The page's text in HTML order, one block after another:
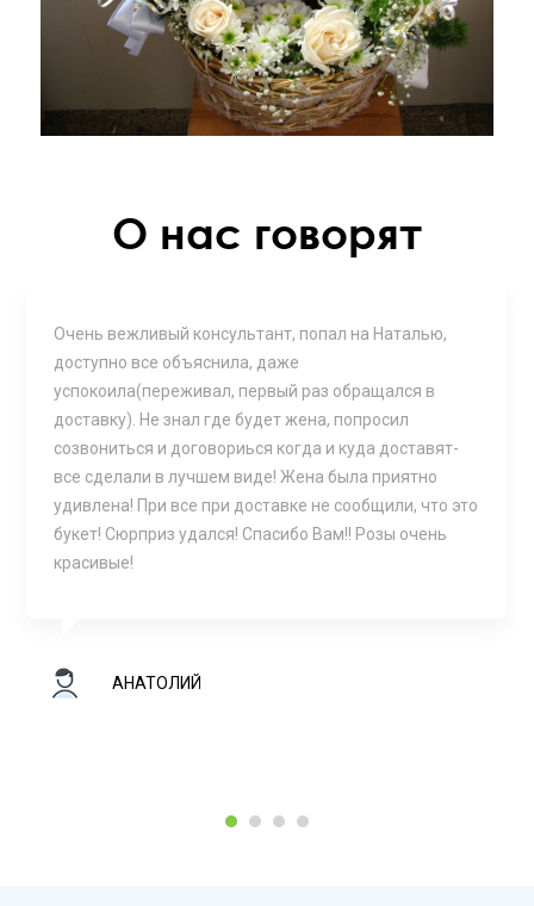
О нас говорят
Очень вежливый консультант, попал на Наталью,
доступно все объяснила, даже
успокоила(переживал, первый раз обращался в
доставку). Не знал где будет жена, попросил
созвониться и договориься когда и куда доставят-
все сделали в лучшем виде! Жена была приятно
удивлена! При все при доставке не сообщили, что это
букет! Сюрприз удался! Спасибо Вам!! Розы очень
красивые!
АНАТОЛИЙ
1 2 3 4